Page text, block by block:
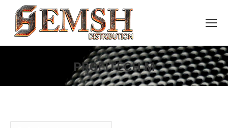
PROFITECH M
You are here: